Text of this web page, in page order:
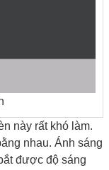
này rất khó làm.
nhau. Ánh sáng
được độ sáng